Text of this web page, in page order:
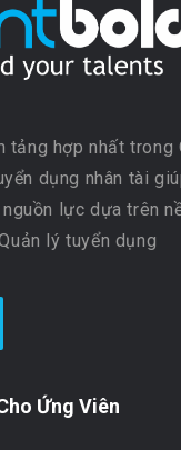
tảng hợp nhất trong
dụng nhân tài
lực dựa trên
lý tuyển dụng
Ứng Viên